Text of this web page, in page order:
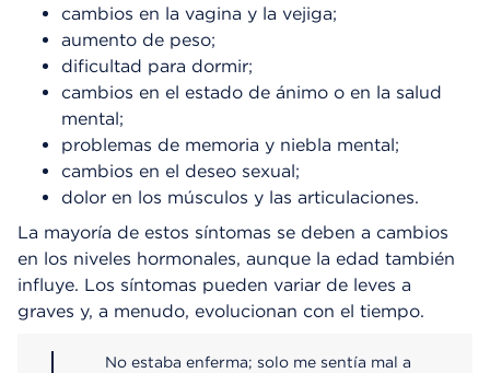
cambios en la vagina y la vejiga;
aumento de peso;
dificultad para dormir;
cambios en el estado de ánimo o en la salud
mental;
problemas de memoria y niebla mental;
cambios en el deseo sexual;
dolor en los músculos y las articulaciones.
La mayoría de estos síntomas se deben a cambios
en los niveles hormonales, aunque la edad también
influye. Los síntomas pueden variar de leves a
graves y, a menudo, evolucionan con el tiempo.
No estaba enferma; solo me sentía mal a